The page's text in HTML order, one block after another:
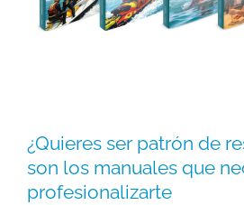
¿Quieres ser patrón de
son los manuales que
profesionalizarte